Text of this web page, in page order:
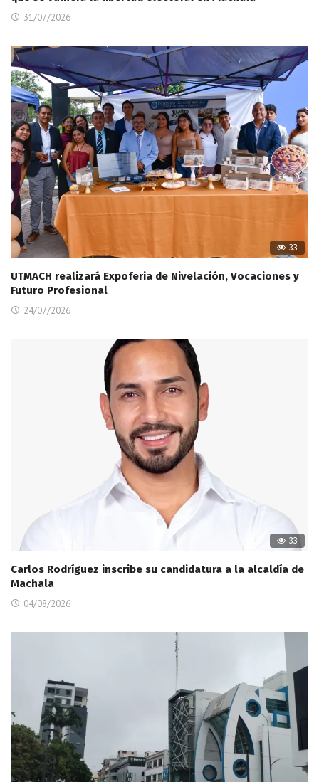
31/07/2026
33
UTMACH realizará Expoferia de Nivelación, Vocaciones y
Futuro Profesional
24/07/2026
33
Carlos Rodríguez inscribe su candidatura a la alcaldía de
Machala
04/08/2026